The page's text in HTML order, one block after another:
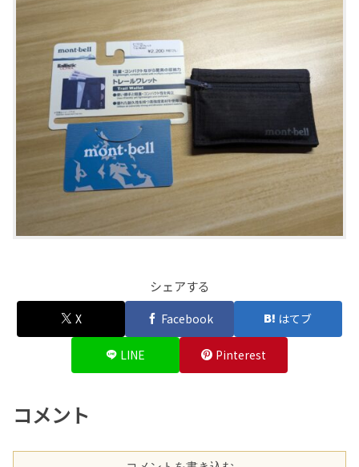
シェアする
X Facebook はてブ
LINE Pinterest
コメント